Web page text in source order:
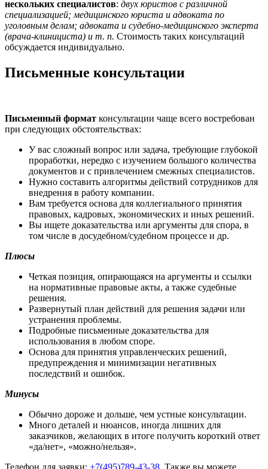
нескольких специалистов: двух юристов с различной
специализацией; медицинского юриста и адвоката по
уголовным делам; адвоката и судебно-медицинского эксперта
(врача-клинициста) и т. п. Стоимость таких консультаций
обсуждается индивидуально.
Письменные консультации
Письменный формат консультации чаще всего востребован
при следующих обстоятельствах:
У вас сложный вопрос или задача, требующие глубокой
проработки, нередко с изучением большого количества
документов и с привлечением смежных специалистов.
Нужно составить алгоритмы действий сотрудников для
внедрения в работу компании.
Вам требуется основа для коллегиального принятия
правовых, кадровых, экономических и иных решений.
Вы ищете доказательства или аргументы для спора, в
том числе в досудебном/судебном процессе и др.
Плюсы
Четкая позиция, опирающаяся на аргументы и ссылки
на нормативные правовые акты, а также судебные
решения.
Развернутый план действий для решения задачи или
устранения проблемы.
Подробные письменные доказательства для
использования в любом споре.
Основа для принятия управленческих решений,
предупреждения и минимизации негативных
последствий и ошибок.
Минусы
Обычно дороже и дольше, чем устные консультации.
Много деталей и нюансов, иногда лишних для
заказчиков, желающих в итоге получить короткий ответ
«да/нет», «можно/нельзя».